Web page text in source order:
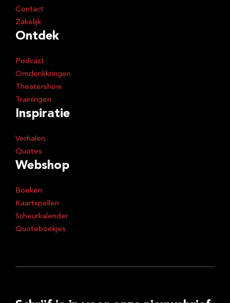
Contact
Zakelijk
Ontdek
Podcast
Omdenkkringen
Theatershow
Trainingen
Inspiratie
Verhalen
Quotes
Webshop
Boeken
Kaartspellen
Scheurkalender
Quoteboekjes